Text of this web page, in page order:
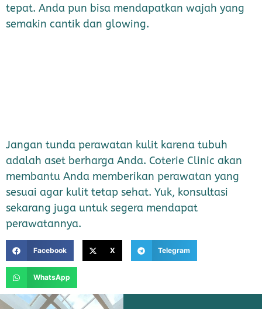
tepat. Anda pun bisa mendapatkan wajah yang
semakin cantik dan glowing.
Jangan tunda perawatan kulit karena tubuh
adalah aset berharga Anda. Coterie Clinic akan
membantu Anda memberikan perawatan yang
sesuai agar kulit tetap sehat. Yuk, konsultasi
sekarang juga untuk segera mendapat
perawatannya.
Facebook X Telegram
WhatsApp